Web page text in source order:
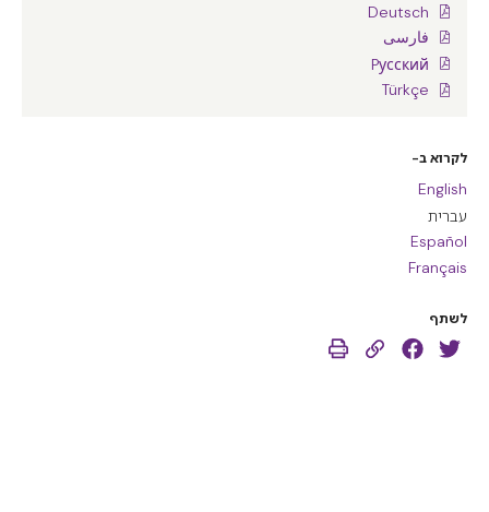
Deutsch
فارسی
Pусский
Türkçe
לקרוא ב-
English
עברית
Español
Français
לשתף